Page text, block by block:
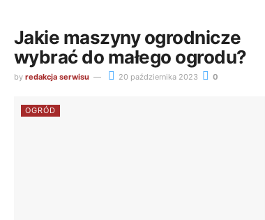
Jakie maszyny ogrodnicze
wybrać do małego ogrodu?
by redakcja serwisu 20 października 2023 0
OGRÓD